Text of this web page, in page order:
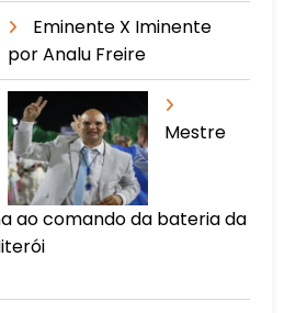
Eminente X Iminente
por Analu Freire
Mestre
ao comando da bateria da